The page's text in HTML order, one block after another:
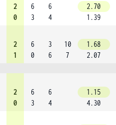
2
0
6
3
6
4
2.70
1.39
2
1
6
0
3
6
10
7
1.68
2.07
2
0
6
3
6
4
1.15
4.30